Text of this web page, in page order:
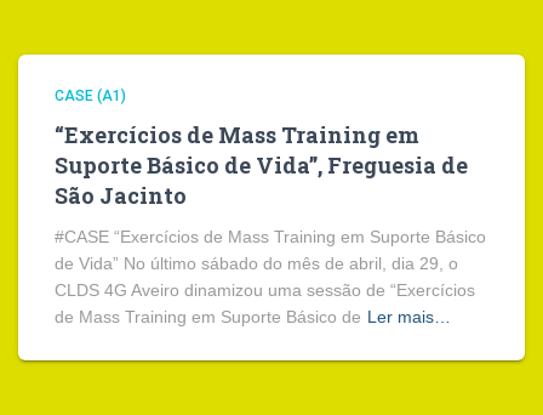
CASE (A1)
“Exercícios de Mass Training em
Suporte Básico de Vida”, Freguesia de
São Jacinto
#CASE “Exercícios de Mass Training em Suporte Básico
de Vida” No último sábado do mês de abril, dia 29, o
CLDS 4G Aveiro dinamizou uma sessão de “Exercícios
de Mass Training em Suporte Básico de Ler mais…